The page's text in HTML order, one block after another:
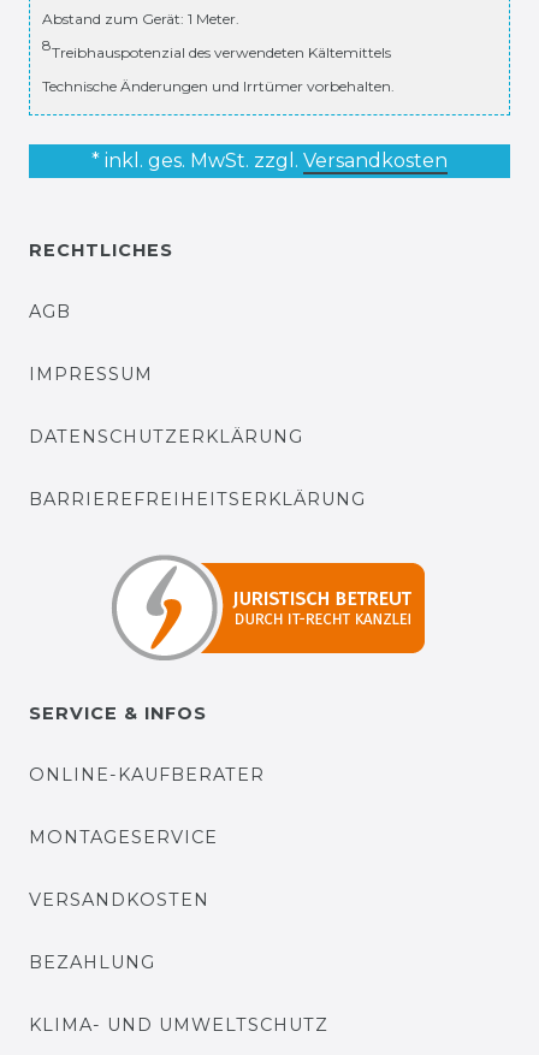
Abstand zum Gerät: 1 Meter.
8Treibhauspotenzial des verwendeten Kältemittels
Technische Änderungen und Irrtümer vorbehalten.
* inkl. ges. MwSt. zzgl. Versandkosten
RECHTLICHES
AGB
IMPRESSUM
DATENSCHUTZERKLÄRUNG
BARRIEREFREIHEITSERKLÄRUNG
SERVICE & INFOS
ONLINE-KAUFBERATER
MONTAGESERVICE
VERSANDKOSTEN
BEZAHLUNG
KLIMA- UND UMWELTSCHUTZ